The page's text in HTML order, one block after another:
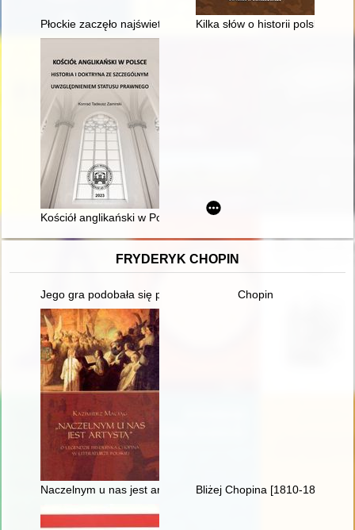
Płockie zaczęło najświetniej ... : refleksje o Powstaniu
Kilka słów o historii polskiego
Kościół anglikański w Polsce : historia i doktryna ze
FRYDERYK CHOPIN
Jego gra podobała się przede wszystkim damom... Chopin i
Chopin
Naczelnym u nas jest artystą". O legendzie Fryderyka
Bliżej Chopina [1810-1849]